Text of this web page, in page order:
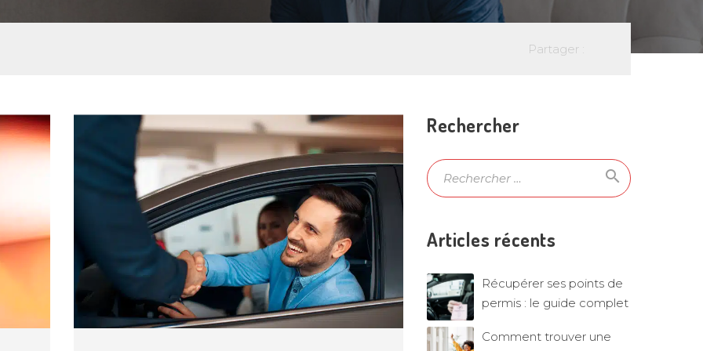
Partager :
Rechercher
search
Ok
Articles récents
Récupérer ses points de
permis : le guide complet
Comment trouver une